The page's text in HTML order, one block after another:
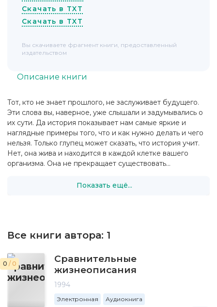
Тот, кто не знает прошлого, не заслуживает будущего.
Эти слова вы, наверное, уже слышали и задумывались о
их сути. Да история показывает нам самые яркие и
наглядные примеры того, что и как нужно делать и чего
нельзя. Только глупец может сказать, что история учит.
Нет, она жива и находится в каждой клетке вашего
организма. Она не прекращает существовать...
Показать ещё...
Описание книги
Все книги автора: 1
0 / 0
Сравнительные
жизнеописания
1994
Электронная Аудиокнига
Скачать в TXT
Скачать в TXT
Вы скачиваете фрагмент книги, предоставленный
издательством